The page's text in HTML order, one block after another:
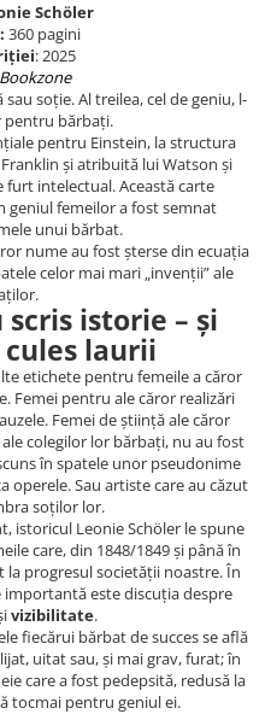
Schöler
360 pagini
: 2025
Bookzone
soție. Al treilea, cel de geniu, l-
pentru bărbați.
pentru Einstein, la structura
și atribuită lui Watson și
furt intelectual. Această carte
geniul femeilor a fost semnat
unui bărbat.
nume au fost șterse din ecuația
celor mai mari „invenții” ale
istorie – și
laurii
etichete pentru femeile a căror
Femei pentru ale căror realizări
Femei de știință ale căror
colegilor lor bărbați, nu au fost
în spatele unor pseudonime
operele. Sau artiste care au căzut
soților lor.
istoricul Leonie Schöler le spune
care, din 1848/1849 și până în
progresul societății noastre. În
importantă este discuția despre
vizibilitate.
fiecărui bărbat de succes se află
uitat sau, și mai grav, furat; în
care a fost pedepsită, redusă la
tocmai pentru geniul ei.